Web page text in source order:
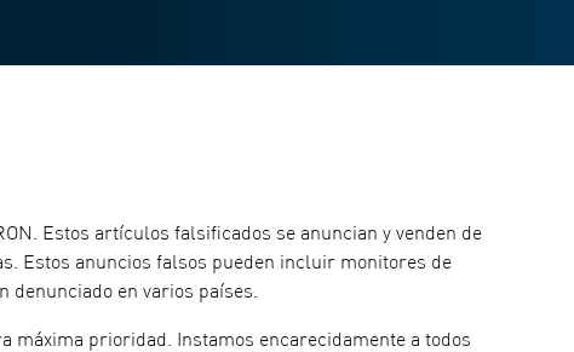
Estos artículos falsificados se anuncian y venden de
Estos anuncios falsos pueden incluir monitores de
denunciado en varios países.
máxima prioridad. Instamos encarecidamente a todos